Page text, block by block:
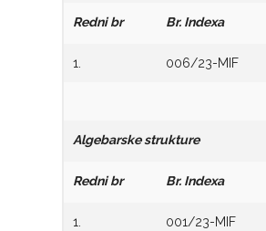
Redni br Br. Indexa
1. 006/23-MIF
Algebarske strukture
Redni br Br. Indexa
1. 001/23-MIF